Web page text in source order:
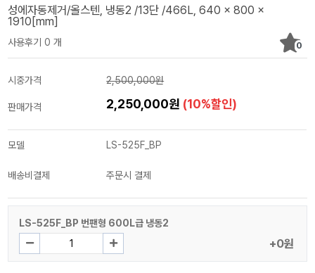
성에자동제거/올스텐, 냉동2 /13단 /466L, 640 x 800 x
1910[mm]
사용후기 0 개 0
시중가격 2,500,000원
판매가격 2,250,000원 (10%할인)
모델 LS-525F_BP
배송비결제 주문시 결제
LS-525F_BP 번팬형 600L급 냉동2
+0원